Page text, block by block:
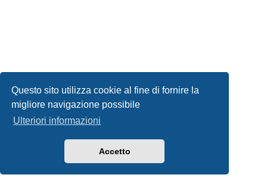
Questo sito utilizza cookie al fine di fornire la
migliore navigazione possibile
Ulteriori informazioni
Accetto